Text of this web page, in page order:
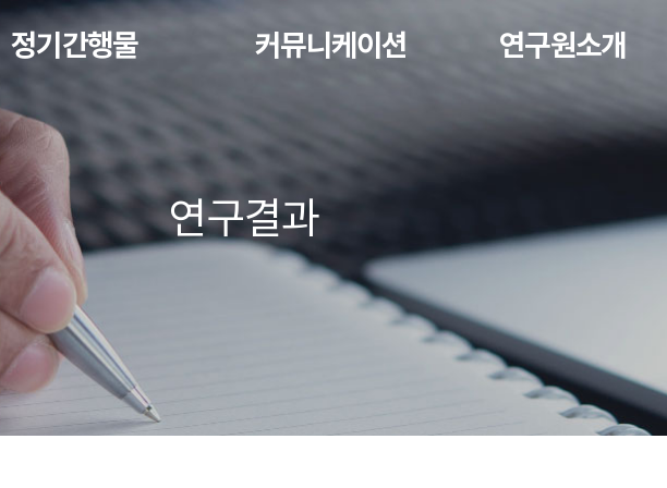
정기간행물 커뮤니케이션 연구원소개
연구결과